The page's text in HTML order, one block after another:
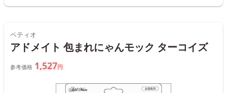
ペティオ
アドメイト 包まれにゃんモック ターコイズ
参考価格 1,527円